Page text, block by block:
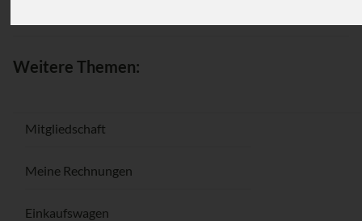
Weitere Themen:
Mitgliedschaft
Meine Rechnungen
Einkaufswagen